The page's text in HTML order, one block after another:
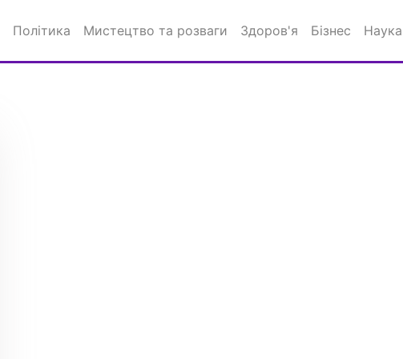
Політика Мистецтво та розваги Здоров'я Бізнес Наука